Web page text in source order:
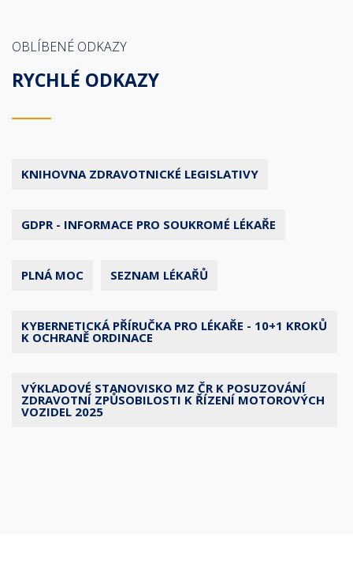
OBLÍBENÉ ODKAZY
RYCHLÉ ODKAZY
KNIHOVNA ZDRAVOTNICKÉ LEGISLATIVY
GDPR - INFORMACE PRO SOUKROMÉ LÉKAŘE
PLNÁ MOC SEZNAM LÉKAŘŮ
KYBERNETICKÁ PŘÍRUČKA PRO LÉKAŘE - 10+1 KROKŮ
K OCHRANĚ ORDINACE
VÝKLADOVÉ STANOVISKO MZ ČR K POSUZOVÁNÍ
ZDRAVOTNÍ ZPŮSOBILOSTI K ŘÍZENÍ MOTOROVÝCH
VOZIDEL 2025